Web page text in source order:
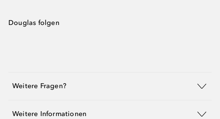
Douglas folgen
Weitere Fragen?
Weitere Informationen